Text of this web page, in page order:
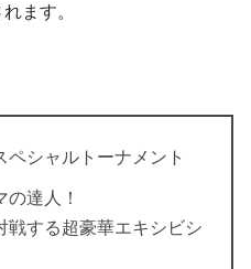
ます。
シャルトーナメント
達人！
戦する超豪華エキシビシ